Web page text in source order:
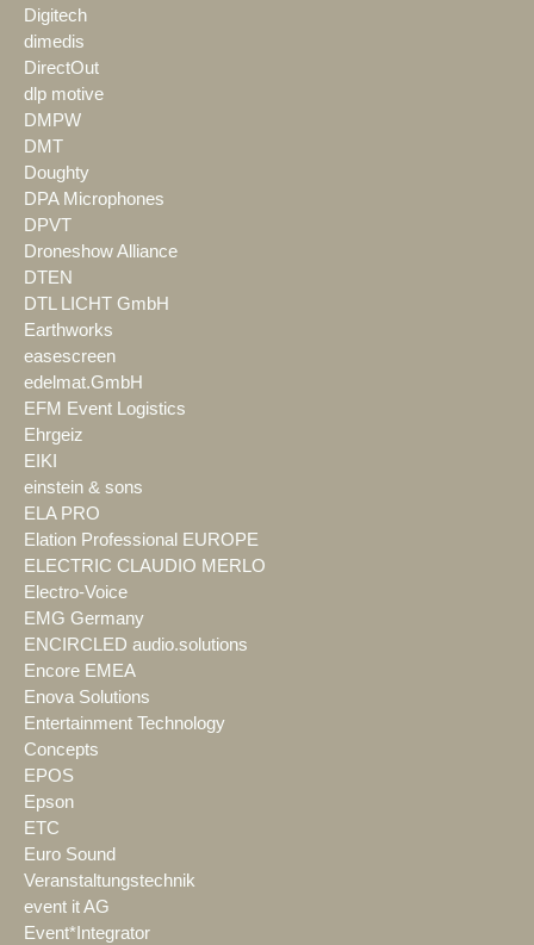
Digitech
dimedis
DirectOut
dlp motive
DMPW
DMT
Doughty
DPA Microphones
DPVT
Droneshow Alliance
DTEN
DTL LICHT GmbH
Earthworks
easescreen
edelmat.GmbH
EFM Event Logistics
Ehrgeiz
EIKI
einstein & sons
ELA PRO
Elation Professional EUROPE
ELECTRIC CLAUDIO MERLO
Electro-Voice
EMG Germany
ENCIRCLED audio.solutions
Encore EMEA
Enova Solutions
Entertainment Technology
Concepts
EPOS
Epson
ETC
Euro Sound
Veranstaltungstechnik
event it AG
Event*Integrator